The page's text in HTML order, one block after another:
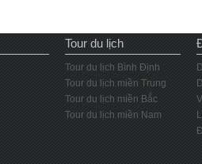
Tour du lịch
Tour du lịch Bình Định
Tour du lịch miền Trung
Tour du lịch miền Bắc
Tour du lịch miền Nam